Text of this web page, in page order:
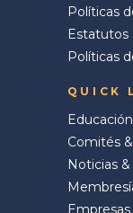
Políticas
Estatutos
Políticas
QUICK
Comités
Noticias